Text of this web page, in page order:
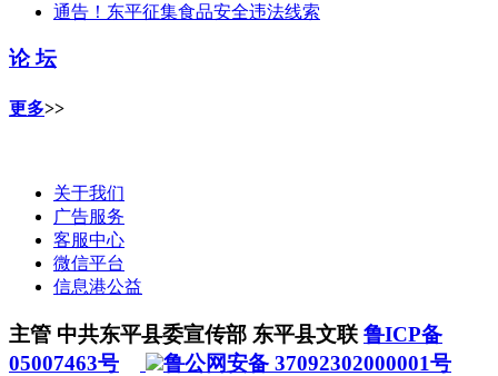
通告！东平征集食品安全违法线索
论 坛
更多>>
关于我们
广告服务
客服中心
微信平台
信息港公益
主管 中共东平县委宣传部 东平县文联 鲁ICP备
05007463号
鲁公网安备 37092302000001号